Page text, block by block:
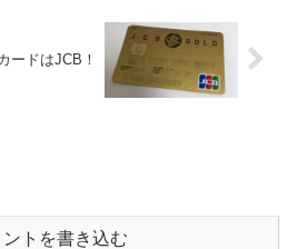
ードはJCB！
ントを書き込む